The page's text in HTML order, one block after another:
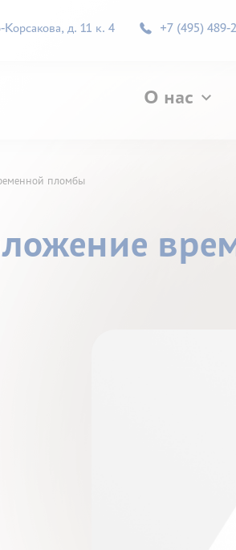
д. 11 к. 4 +7 (495) 489-
О нас
пломбы